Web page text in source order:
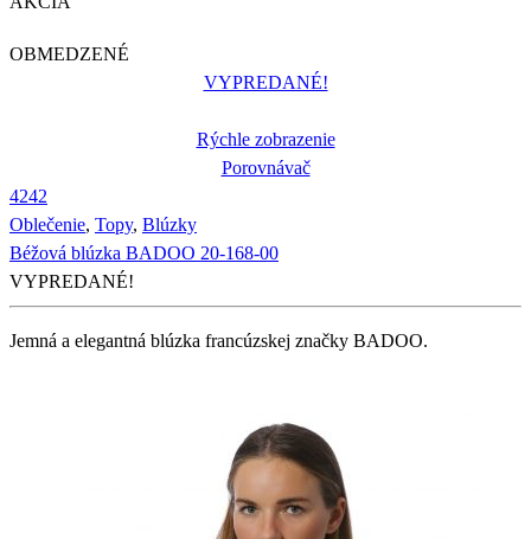
OBMEDZENÉ
VYPREDANÉ!
Rýchle zobrazenie
Porovnávač
4242
Oblečenie, Topy, Blúzky
Béžová blúzka BADOO 20-168-00
VYPREDANÉ!
Jemná a elegantná blúzka francúzskej značky BADOO.